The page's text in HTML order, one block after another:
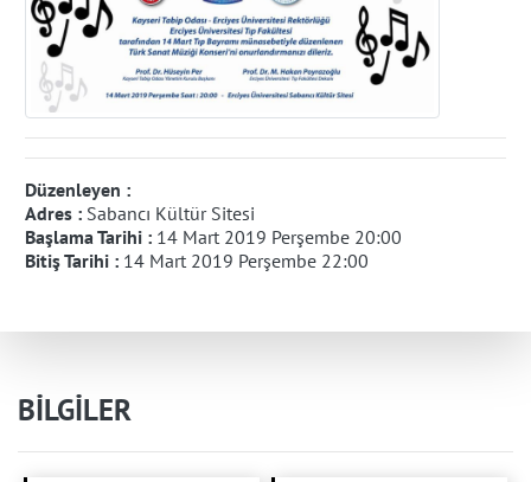
Düzenleyen :
Adres : Sabancı Kültür Sitesi
Başlama Tarihi : 14 Mart 2019 Perşembe 20:00
Bitiş Tarihi : 14 Mart 2019 Perşembe 22:00
BİLGİLER